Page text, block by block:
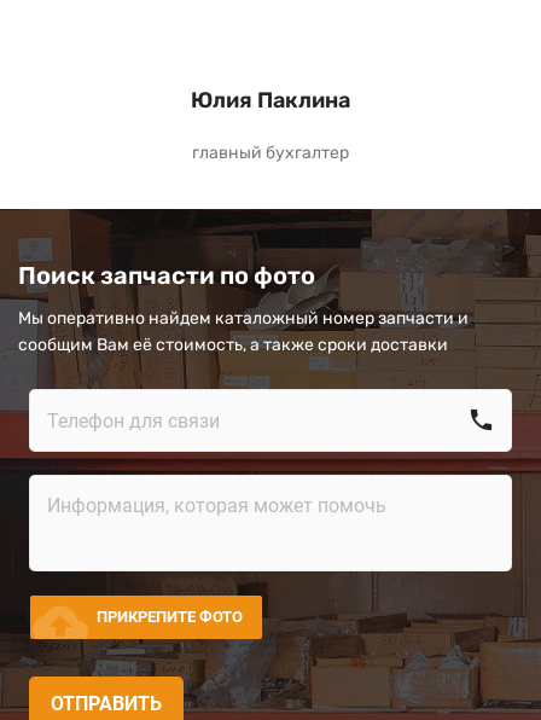
Юлия Паклина
главный бухгалтер
Поиск запчасти по фото
Мы оперативно найдем каталожный номер запчасти и
сообщим Вам её стоимость, а также сроки доставки
call
cloud_upload ПРИКРЕПИТЕ ФОТО
ОТПРАВИТЬ